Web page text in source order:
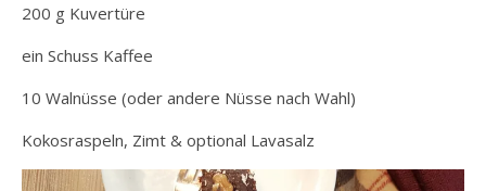
200 g Kuvertüre
ein Schuss Kaffee
10 Walnüsse (oder andere Nüsse nach Wahl)
Kokosraspeln, Zimt & optional Lavasalz